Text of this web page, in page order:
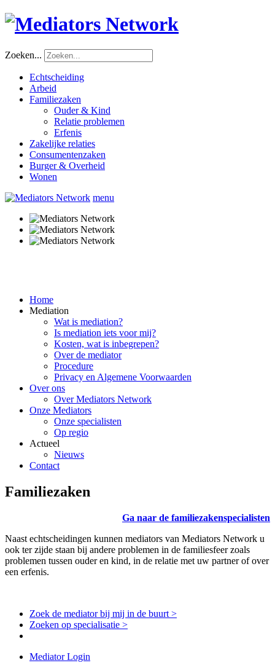
Zoeken...
Echtscheiding
Arbeid
Familiezaken
Ouder & Kind
Relatie problemen
Erfenis
Zakelijke relaties
Consumentenzaken
Burger & Overheid
Wonen
menu
Home
Mediation
Wat is mediation?
Is mediation iets voor mij?
Kosten, wat is inbegrepen?
Over de mediator
Procedure
Privacy en Algemene Voorwaarden
Over ons
Over Mediators Network
Onze Mediators
Onze specialisten
Op regio
Actueel
Nieuws
Contact
Familiezaken
Ga naar de familiezakenspecialisten
Naast echtscheidingen kunnen mediators van Mediators Network u
ook ter zijde staan bij andere problemen in de familiesfeer zoals
problemen tussen ouder en kind, in de relatie met uw partner of over
een erfenis.
Zoek de mediator bij mij in de buurt >
Zoeken op specialisatie >
Mediator Login